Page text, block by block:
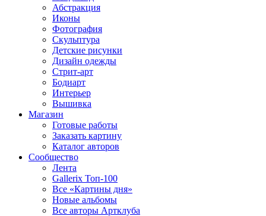
Абстракция
Иконы
Фотография
Скульптура
Детские рисунки
Дизайн одежды
Стрит-арт
Бодиарт
Интерьер
Вышивка
Магазин
Готовые работы
Заказать картину
Каталог авторов
Сообщество
Лента
Gallerix Топ-100
Все «Картины дня»
Новые альбомы
Все авторы Артклуба